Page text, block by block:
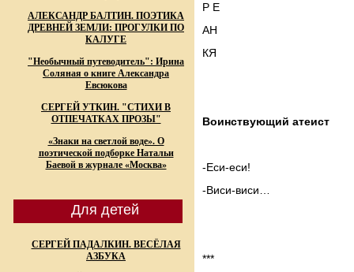
АЛЕКСАНДР БАЛТИН. ПОЭТИКА
ДРЕВНЕЙ ЗЕМЛИ: ПРОГУЛКИ ПО
КАЛУГЕ
"Необычный путеводитель": Ирина
Соляная о книге Александра
Евсюкова
СЕРГЕЙ УТКИН. "СТИХИ В
ОТПЕЧАТКАХ ПРОЗЫ"
«Знаки на светлой воде». О
поэтической подборке Натальи
Баевой в журнале «Москва»
Для детей
СЕРГЕЙ ПАДАЛКИН. ВЕСЁЛАЯ
АЗБУКА
Р Е
АН
КЯ
Воинствующий атеист
-Еси-еси!
-Виси-виси…
***